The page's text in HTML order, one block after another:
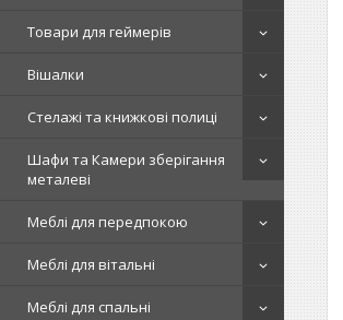
Товари для геймерів
Вішалки
Стелажі та книжкові полиці
Шафи та Камери зберігання
металеві
Меблі для передпокою
Меблі для вітальні
Меблі для спальні